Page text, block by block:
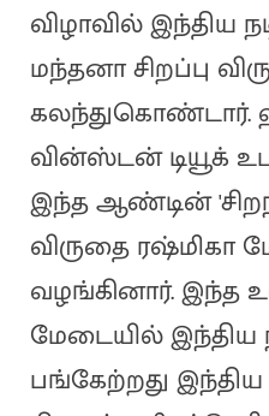
விழாவில் இந்திய
மந்தனா சிறப்பு
கலந்துகொண்டார்.
வின்ஸ்டன் டியூக்
இந்த ஆண்டின்
விருதை ரஷ்மிகா
வழங்கினார். இந்த
மேடையில் இந்திய
பங்கேற்றது இந்திய